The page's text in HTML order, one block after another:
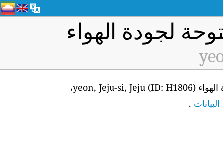
لجودة الهواء
من أجل الوصول إلى واجهة برمجة التطبيقات للبيانات في الوقت الفعلي لمحطة مراقبة جودة الهواء yeon, Jeju-si, Jeju (ID: H1806)،
.